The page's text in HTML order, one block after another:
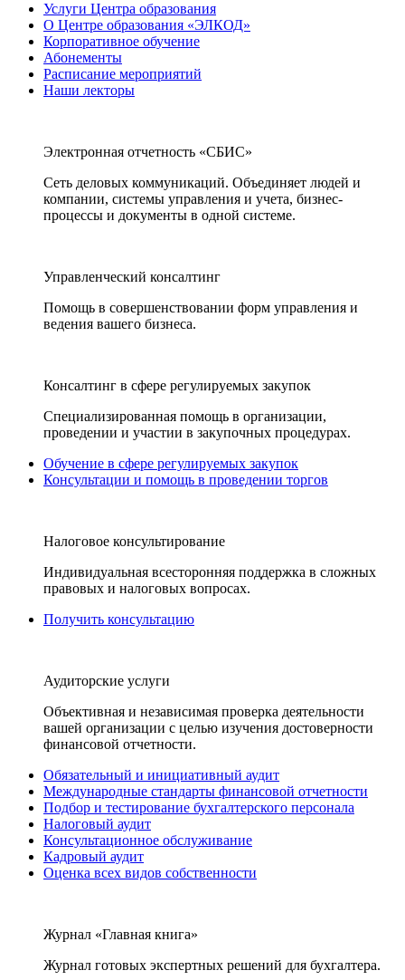
Услуги Центра образования
О Центре образования «ЭЛКОД»
Корпоративное обучение
Абонементы
Расписание мероприятий
Наши лекторы
Электронная отчетность «СБИС»
Сеть деловых коммуникаций. Объединяет людей и
компании, системы управления и учета, бизнес-
процессы и документы в одной системе.
Управленческий консалтинг
Помощь в совершенствовании форм управления и
ведения вашего бизнеса.
Консалтинг в сфере регулируемых закупок
Специализированная помощь в организации,
проведении и участии в закупочных процедурах.
Обучение в сфере регулируемых закупок
Консультации и помощь в проведении торгов
Налоговое консультирование
Индивидуальная всесторонняя поддержка в сложных
правовых и налоговых вопросах.
Получить консультацию
Аудиторские услуги
Объективная и независимая проверка деятельности
вашей организации с целью изучения достоверности
финансовой отчетности.
Обязательный и инициативный аудит
Международные стандарты финансовой отчетности
Подбор и тестирование бухгалтерского персонала
Налоговый аудит
Консультационное обслуживание
Кадровый аудит
Оценка всех видов собственности
Журнал «Главная книга»
Журнал готовых экспертных решений для бухгалтера.